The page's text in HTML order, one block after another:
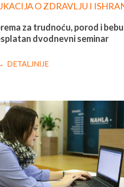
O ZDRAVLJU I
za trudnoću, porod i
dvodnevni seminar
DETALJNIJE